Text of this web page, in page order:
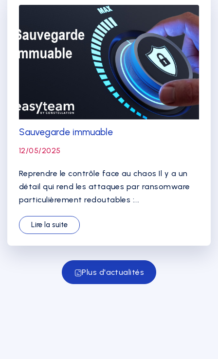
Sauvegarde immuable
12/05/2025
Reprendre le contrôle face au chaos Il y a un
détail qui rend les attaques par ransomware
particulièrement redoutables :...
Lire la suite
Plus d'actualités